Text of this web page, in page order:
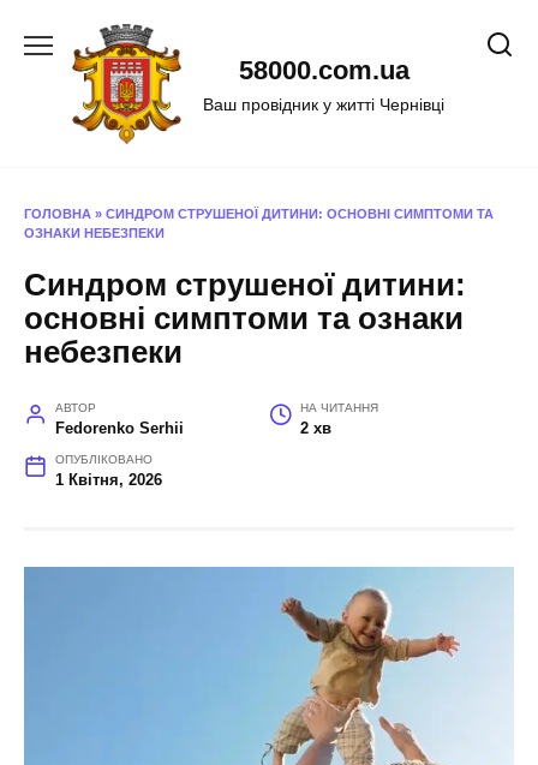
58000.com.ua
Ваш провідник у житті Чернівці
ГОЛОВНА » СИНДРОМ СТРУШЕНОЇ ДИТИНИ: ОСНОВНІ СИМПТОМИ ТА
ОЗНАКИ НЕБЕЗПЕКИ
Синдром струшеної дитини:
основні симптоми та ознаки
небезпеки
АВТОР
Fedorenko Serhii
НА ЧИТАННЯ
2 хв
ОПУБЛІКОВАНО
1 Квітня, 2026